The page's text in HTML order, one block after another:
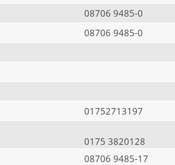
08706 9485-0
08706 9485-0
01752713197
0175 3820128
08706 9485-17